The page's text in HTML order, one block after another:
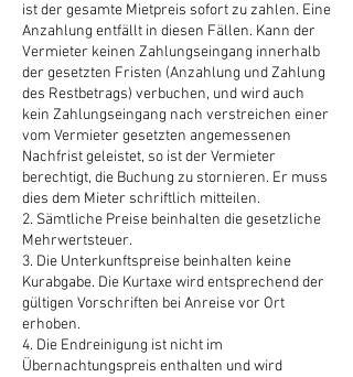
ist der gesamte Mietpreis sofort zu zahlen. Eine
Anzahlung entfällt in diesen Fällen. Kann der
Vermieter keinen Zahlungseingang innerhalb
der gesetzten Fristen (Anzahlung und Zahlung
des Restbetrags) verbuchen, und wird auch
kein Zahlungseingang nach verstreichen einer
vom Vermieter gesetzten angemessenen
Nachfrist geleistet, so ist der Vermieter
berechtigt, die Buchung zu stornieren. Er muss
dies dem Mieter schriftlich mitteilen.
2. Sämtliche Preise beinhalten die gesetzliche
Mehrwertsteuer.
3. Die Unterkunftspreise beinhalten keine
Kurabgabe. Die Kurtaxe wird entsprechend der
gültigen Vorschriften bei Anreise vor Ort
erhoben.
4. Die Endreinigung ist nicht im
Übernachtungspreis enthalten und wird